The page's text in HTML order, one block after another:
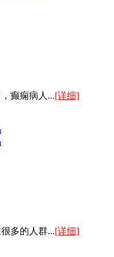
癫痫病人...[详细]
多的人群...[详细]